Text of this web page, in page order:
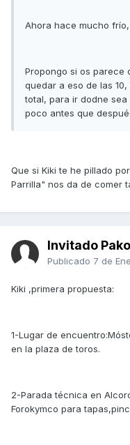
Ahora hace mucho
Propongo si os parece
quedar a eso de las
total, para ir dodne
poco antes que
Que si Kiki te he pillado
Parrilla" nos da de comer
Invitado
Publicado 7 de
Kiki ,primera propuesta:
1-Lugar de
en la plaza de toros.
2-Parada técnica en
Forokymco para